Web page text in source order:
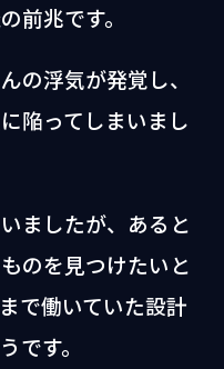
前兆です。
の浮気が発覚し、
陥ってしまいまし
ましたが、あると
のを見つけたいと
で働いていた設計
です。